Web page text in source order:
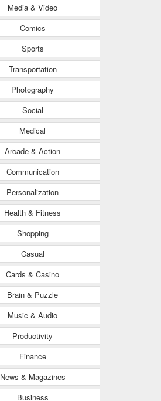
Media & Video
Comics
Sports
Transportation
Photography
Social
Medical
Arcade & Action
Communication
Personalization
Health & Fitness
Shopping
Casual
Cards & Casino
Brain & Puzzle
Music & Audio
Productivity
Finance
News & Magazines
Business